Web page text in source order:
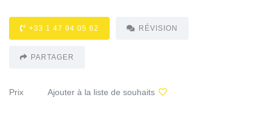
+33 1 47 94 05 62 RÉVISION
PARTAGER
Prix Ajouter à la liste de souhaits